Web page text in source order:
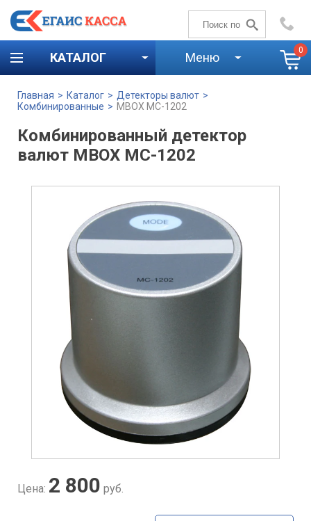
+7 (4842)59-58-00
КАТАЛОГ Меню 0
Главная > Каталог > Детекторы валют >
Комбинированные > MBOX MC-1202
Комбинированный детектор
валют MBOX MC-1202
Цена: 2 800 руб.